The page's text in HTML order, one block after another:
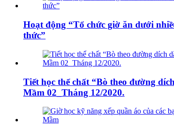
Hoạt động “Tổ chức giờ ăn dưới
thức”
Tiết học thể chất “Bò theo đường
Mầm 02_Tháng 12/2020.